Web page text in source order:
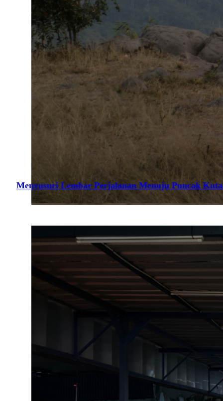
Menyusuri Lembar Perjalanan Menuju Puncak